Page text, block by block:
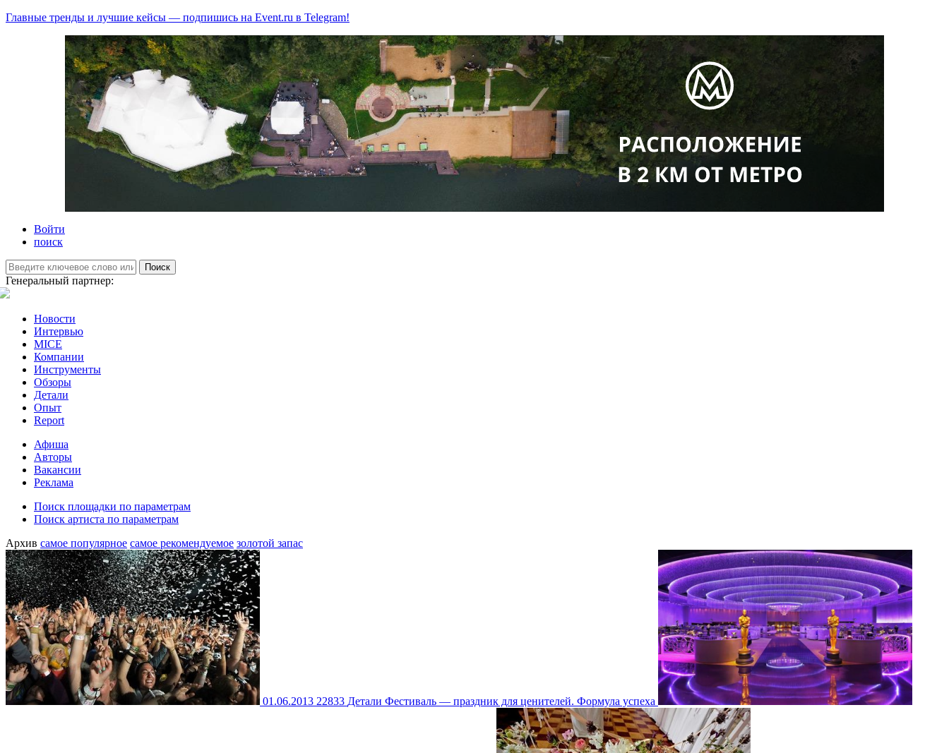
Главные тренды и лучшие кейсы — подпишись на Event.ru в Telegram!
Войти
поиск
Поиск
Генеральный партнер:
Новости
Интервью
MICE
Компании
Инструменты
Обзоры
Детали
Опыт
Report
Афиша
Авторы
Вакансии
Реклама
Поиск площадки по параметрам
Поиск артиста по параметрам
Архив самое популярное самое рекомендуемое золотой запас
01.06.2013 22833 Детали Фестиваль — праздник для ценителей. Формула успеха